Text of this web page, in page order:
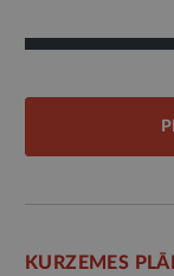
KURZEMES